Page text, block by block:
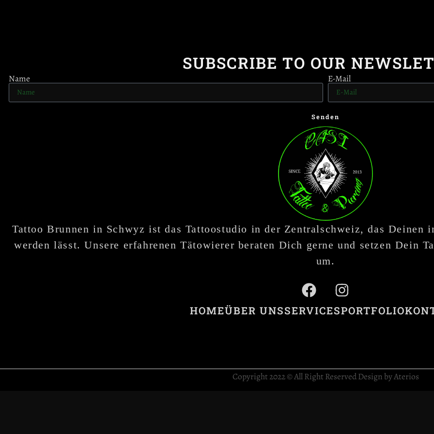
SUBSCRIBE TO OUR
Name E-Mail
Senden
Tattoo Brunnen in Schwyz ist das Tattoostudio in der Zentralschweiz, das
werden lässt. Unsere erfahrenen Tätowierer beraten Dich gerne und setzen Dein
um.
HOMEÜBER UNSSERVICESPORTFOLIO
Copyright 2022 © All Right Reserved Design by Aterios